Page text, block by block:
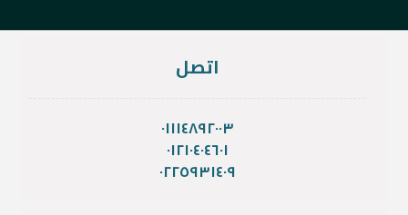
اتصل
٠١١١٤٨٩٢٠٠٣
٠١٢١٠٤٠٤٦٠١
٠٢٢٥٩٣١٤٠٩